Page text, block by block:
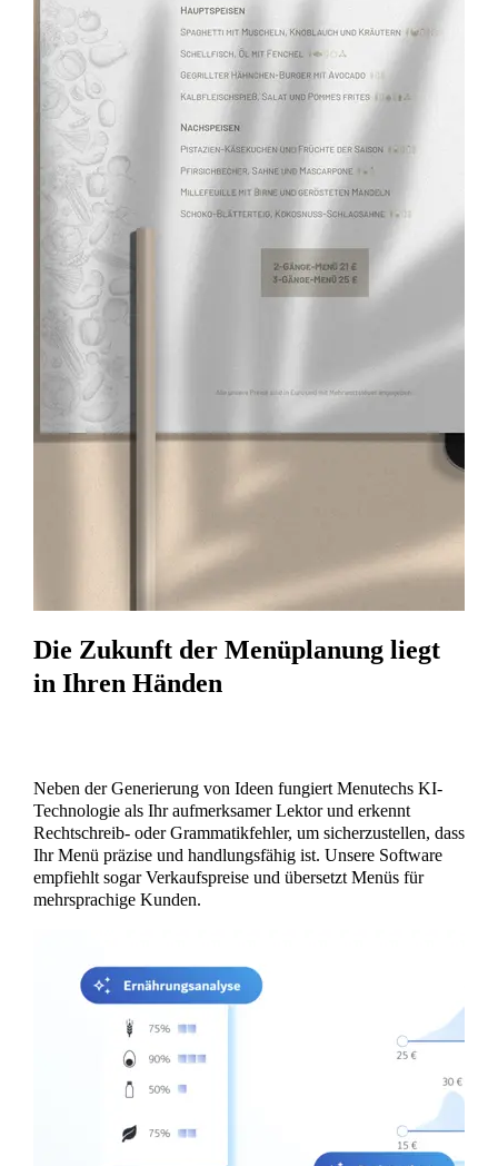
Die Zukunft der Menüplanung liegt
in Ihren Händen
Neben der Generierung von Ideen fungiert Menutechs KI-
Technologie als Ihr aufmerksamer Lektor und erkennt
Rechtschreib- oder Grammatikfehler, um sicherzustellen, dass
Ihr Menü präzise und handlungsfähig ist. Unsere Software
empfiehlt sogar Verkaufspreise und übersetzt Menüs für
mehrsprachige Kunden.